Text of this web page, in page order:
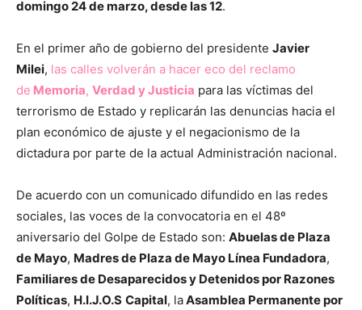
domingo 24 de marzo, desde las 12.
En el primer año de gobierno del presidente Javier
Milei, las calles volverán a hacer eco del reclamo
de Memoria, Verdad y Justicia para las víctimas del
terrorismo de Estado y replicarán las denuncias hacia el
plan económico de ajuste y el negacionismo de la
dictadura por parte de la actual Administración nacional.
De acuerdo con un comunicado difundido en las redes
sociales, las voces de la convocatoria en el 48º
aniversario del Golpe de Estado son: Abuelas de Plaza
de Mayo, Madres de Plaza de Mayo Línea Fundadora,
Familiares de Desaparecidos y Detenidos por Razones
Políticas, H.I.J.O.S Capital, laAsamblea Permanente por